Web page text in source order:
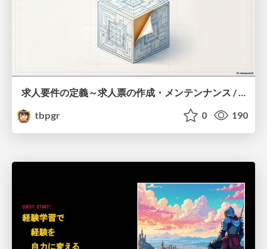
求人要件の定義～求人票の作成・メンテンナンス / Defining job requirements - Creating and maintaining job postings
tbpgr
0 190